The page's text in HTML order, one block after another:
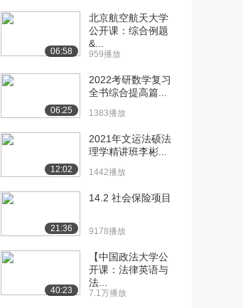
[10] 【第三讲】合同法修
19:35
[11] 【第四讲】合同法修
19:49
[12] 【第四讲】合同法修
19:57
[13] 【第四讲】合同法修
19:52
[14] 【第五讲】婚姻继承
编（上）
10:45
06:58
北京航空航天大学
公开课：综合例题
&...
959播放
06:25
2022考研数学复习
全书综合提高篇...
1383播放
12:02
2021年文运法硕法
理学精讲班李彬...
1442播放
21:36
14.2 社会保险项目
9178播放
40:23
【中国政法大学公
开课：法律英语与
法...
7.1万播放